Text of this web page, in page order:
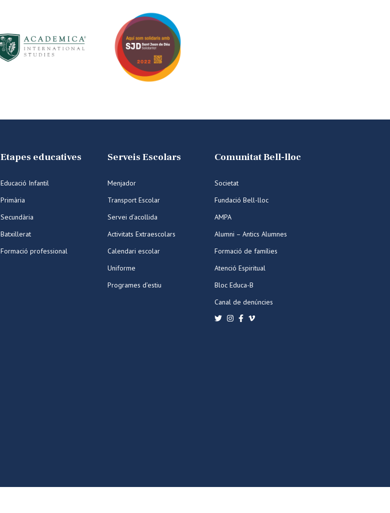
Etapes educatives
Educació Infantil
Primària
Secundària
Batxillerat
Formació professional
Serveis Escolars
Menjador
Transport Escolar
Servei d’acollida
Activitats Extraescolars
Calendari escolar
Uniforme
Programes d’estiu
Comunitat Bell-lloc
Societat
Fundació Bell-lloc
AMPA
Alumni – Antics Alumnes
Formació de famílies
Atenció Espiritual
Bloc Educa-B
Canal de denúncies